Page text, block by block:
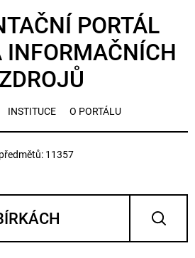
PORTÁL
INFORMAČNÍCH
ZDROJŮ
INSTITUCE O PORTÁLU
11357